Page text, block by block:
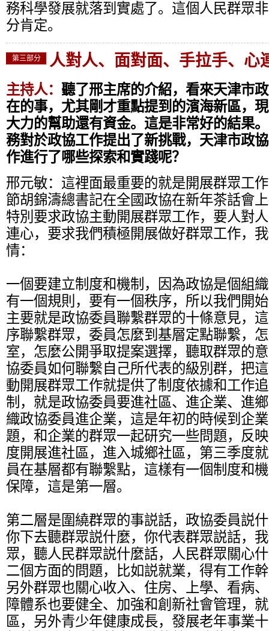
務科學發展就落到實處了。這個人民群眾
分肯定。
第三部分 人對人、面對面、手拉手、心
主持人： 聽了邢主席的介紹，看來天津市
在的事，尤其剛才重點提到的濱海新區，
大力的幫助還有資金。這是非常好的結果
務對於政協工作提出了新挑戰，天津市政
作進行了哪些探索和實踐呢？
邢元敏： 這裡面最重要的就是開展群眾工
節胡錦濤總書記在全國政協在新年茶話會
特別要求政協主動開展群眾工作，要人對
連心，要求我們積極開展做好群眾工作，
情：
一個要建立制度和機制，因為政協是個組
有一個規則，要有一個秩序，所以我們開
主要就是政協委員聯繫群眾的十條意見，
序聯繫群眾，委員怎麼到基層定點聯繫，
室，怎麼公開爭取提案選擇，聽取群眾的
協委員如何聯繫自己所代表的級別群，把
動開展群眾工作就提供了制度依據和工作
制，就是政協委員要進社區、進企業、進
織政協委員進企業，這是年初的時候到企
題，和企業的群眾一起研究一些問題，反
度開展進社區，進入城鄉社區，第三季度
員在基層都有聯繫點，這樣有一個制度和
保障，這是第一層。
第二層是圍繞群眾的事説話，政協委員説
你下去聽群眾説什麼，你代表群眾説話，
眾，聽人民群眾説什麼話，人民群眾關心
二個方面的問題，比如説就業，得有工作
另外群眾也關心收入、住房、上學、看病
障體系也要健全、加強和創新社會管理，
區，另外青少年健康成長，發展老年事業